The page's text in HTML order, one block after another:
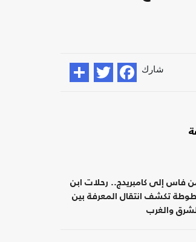
شارك
فاس إلى كامبريدج.. رحلات ابن
تكشف انتقال المعرفة بين
الشرق والغرب